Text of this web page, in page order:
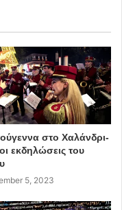
στο Χαλάνδρι-
εκδηλώσεις του
5, 2023